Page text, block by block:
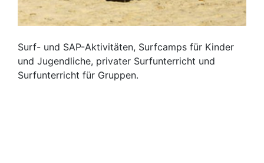
Surf- und SAP-Aktivitäten, Surfcamps für Kinder
und Jugendliche, privater Surfunterricht und
Surfunterricht für Gruppen.